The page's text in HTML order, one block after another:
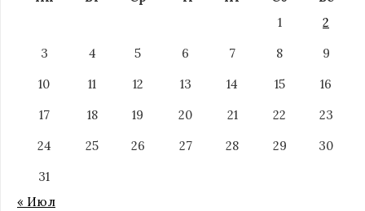
1
2
3
4 5 6 7 8
9
10
11 12 13 14 15
16
17
18 19 20 21 22
23
24
25 26 27 28 29
30
31
« Июл